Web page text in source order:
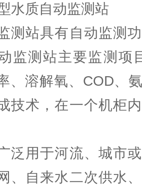
水质自动监测站
测站具有自动监测
监测站主要监测项
、溶解氧、COD、
技术，在一个机柜
泛用于河流、城市
、自来水二次供水